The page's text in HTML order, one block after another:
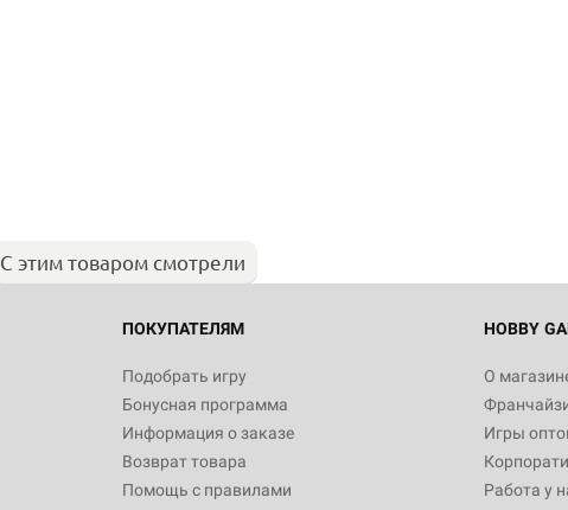
С этим товаром смотрели
ПОКУПАТЕЛЯМ
Подобрать игру
Бонусная программа
Информация о заказе
Возврат товара
Помощь с правилами
HOBBY
О
Игры
Работа у